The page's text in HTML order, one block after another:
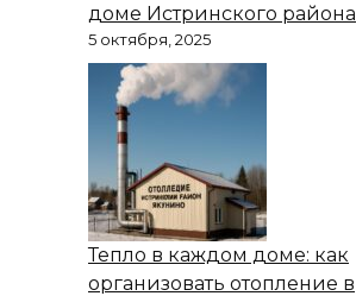
доме Истринского района
5 октября, 2025
Тепло в каждом доме: как
организовать отопление в